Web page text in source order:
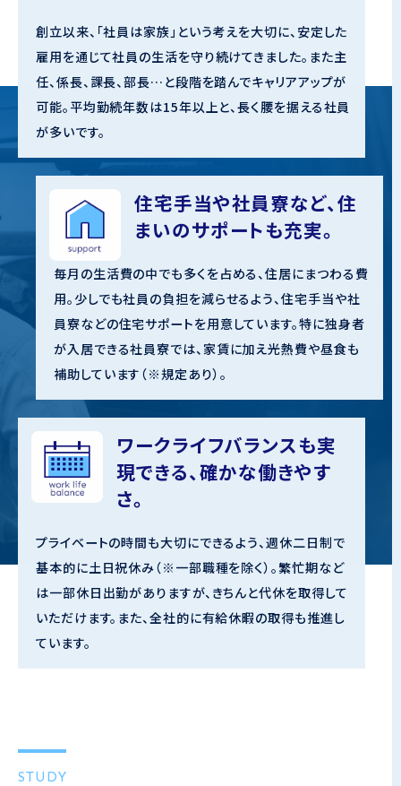
創立以来、「社員は家族」という考えを大切に、安定した
雇用を通じて社員の生活を守り続けてきました。また主
任、係長、課長、部長…と段階を踏んでキャリアアップが
可能。平均勤続年数は15年以上と、長く腰を据える社員
が多いです。
住宅手当や社員寮など、住
まいのサポートも充実。
毎月の生活費の中でも多くを占める、住居にまつわる費
用。少しでも社員の負担を減らせるよう、住宅手当や社
員寮などの住宅サポートを用意しています。特に独身者
が入居できる社員寮では、家賃に加え光熱費や昼食も
補助しています（※規定あり）。
ワークライフバランスも実
現できる、確かな働きやす
さ。
プライベートの時間も大切にできるよう、週休二日制で
基本的に土日祝休み（※一部職種を除く）。繁忙期など
は一部休日出勤がありますが、きちんと代休を取得して
いただけます。また、全社的に有給休暇の取得も推進し
ています。
STUDY